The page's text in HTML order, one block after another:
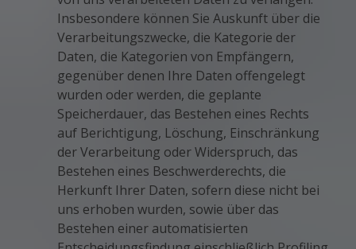
Insbesondere können Sie Auskunft über die
Verarbeitungszwecke, die Kategorie der
Daten, die Kategorien von Empfängern,
gegenüber denen Ihre Daten offengelegt
wurden oder werden, die geplante
Speicherdauer, das Bestehen eines Rechts
auf Berichtigung, Löschung, Einschränkung
der Verarbeitung oder Widerspruch, das
Bestehen eines Beschwerderechts, die
Herkunft Ihrer Daten, sofern diese nicht bei
uns erhoben wurden, sowie über das
Bestehen einer automatisierten